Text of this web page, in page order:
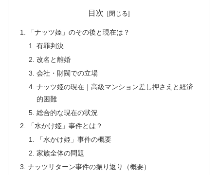
目次
「ナッツ姫」のその後と現在は？
有罪判決
改名と離婚
会社・財閥での立場
ナッツ姫の現在｜高級マンション差し押さえと経済
的困難
総合的な現在の状況
「水かけ姫」事件とは？
「水かけ姫」事件の概要
家族全体の問題
ナッツリターン事件の振り返り（概要）